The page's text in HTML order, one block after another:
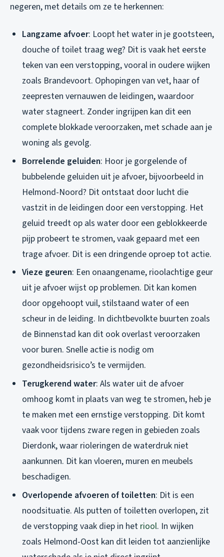
negeren, met details om ze te herkennen:
Langzame afvoer: Loopt het water in je gootsteen,
douche of toilet traag weg? Dit is vaak het eerste
teken van een verstopping, vooral in oudere wijken
zoals Brandevoort. Ophopingen van vet, haar of
zeepresten vernauwen de leidingen, waardoor
water stagneert. Zonder ingrijpen kan dit een
complete blokkade veroorzaken, met schade aan je
woning als gevolg.
Borrelende geluiden: Hoor je gorgelende of
bubbelende geluiden uit je afvoer, bijvoorbeeld in
Helmond-Noord? Dit ontstaat door lucht die
vastzit in de leidingen door een verstopping. Het
geluid treedt op als water door een geblokkeerde
pijp probeert te stromen, vaak gepaard met een
trage afvoer. Dit is een dringende oproep tot actie.
Vieze geuren: Een onaangename, rioolachtige geur
uit je afvoer wijst op problemen. Dit kan komen
door opgehoopt vuil, stilstaand water of een
scheur in de leiding. In dichtbevolkte buurten zoals
de Binnenstad kan dit ook overlast veroorzaken
voor buren. Snelle actie is nodig om
gezondheidsrisico’s te vermijden.
Terugkerend water: Als water uit de afvoer
omhoog komt in plaats van weg te stromen, heb je
te maken met een ernstige verstopping. Dit komt
vaak voor tijdens zware regen in gebieden zoals
Dierdonk, waar rioleringen de waterdruk niet
aankunnen. Dit kan vloeren, muren en meubels
beschadigen.
Overlopende afvoeren of toiletten: Dit is een
noodsituatie. Als putten of toiletten overlopen, zit
de verstopping vaak diep in het riool. In wijken
zoals Helmond-Oost kan dit leiden tot aanzienlijke